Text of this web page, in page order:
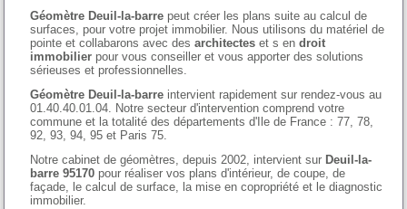
Géomètre Deuil-la-barre peut créer les plans suite au calcul de
surfaces, pour votre projet immobilier. Nous utilisons du matériel de
pointe et collabarons avec desarchitectes et s endroit
immobilier pour vous conseiller et vous apporter des solutions
sérieuses et professionnelles.
Géomètre Deuil-la-barre intervient rapidement sur rendez-vous au
01.40.40.01.04. Notre secteur d'intervention comprend votre
commune et la totalité des départements d'Ile de France : 77, 78,
92, 93, 94, 95 et Paris 75.
Notre cabinet de géomètres, depuis 2002, intervient sur Deuil-la-
barre 95170 pour réaliser vos plans d'intérieur, de coupe, de
façade, le calcul de surface, la mise en copropriété et le diagnostic
immobilier.